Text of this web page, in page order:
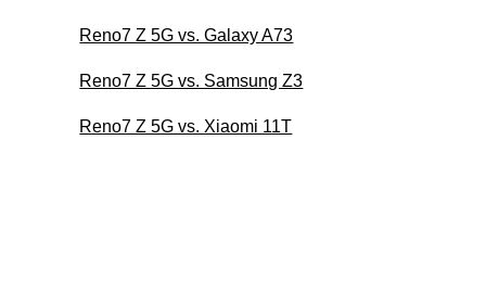
Reno7 Z 5G vs. Galaxy A73
Reno7 Z 5G vs. Samsung Z3
Reno7 Z 5G vs. Xiaomi 11T